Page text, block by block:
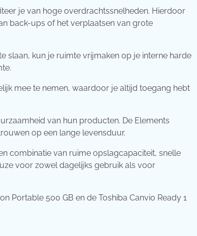
je van hoge overdrachtssnelheden. Hierdoor
back-ups of het verplaatsen van grote
slaan, kun je ruimte vrijmaken op je interne harde
mee te nemen, waardoor je altijd toegang hebt
van hun producten. De Elements
op een lange levensduur.
combinatie van ruime opslagcapaciteit, snelle
voor zowel dagelijks gebruik als voor
Portable 500 GB en de Toshiba Canvio Ready 1